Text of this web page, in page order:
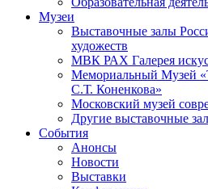
Музеи
Выставочные залы
художеств
МВК РАХ Галерея
Мемориальный Музей
С.Т. Коненкова»
Московский музей
Другие выставочные
События
Анонсы
Новости
Выставки